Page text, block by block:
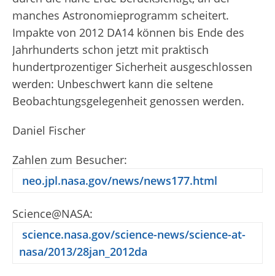
manches Astronomieprogramm scheitert.
Impakte von 2012 DA14 können bis Ende des
Jahrhunderts schon jetzt mit praktisch
hundertprozentiger Sicherheit ausgeschlossen
werden: Unbeschwert kann die seltene
Beobachtungsgelegenheit genossen werden.
Daniel Fischer
Zahlen zum Besucher:
neo.jpl.nasa.gov/news/news177.html
Science@NASA:
science.nasa.gov/science-news/science-at-
nasa/2013/28jan_2012da